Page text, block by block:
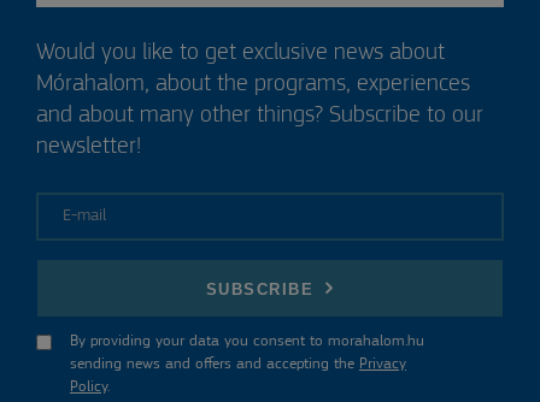
Would you like to get exclusive news about
Mórahalom, about the programs, experiences
and about many other things? Subscribe to our
newsletter!
SUBSCRIBE
By providing your data you consent to morahalom.hu
sending news and offers and accepting the Privacy
Policy.